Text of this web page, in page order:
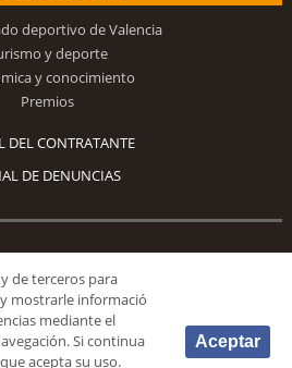
deportivo de Valencia
y deporte
y conocimiento
Premios
DEL CONTRATANTE
DE DENUNCIAS
de terceros para
mostrarle informació
mediante el
Si continua
acepta su uso.
Aceptar